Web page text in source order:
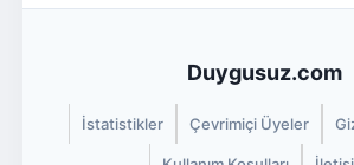
Duygusuz.com
İstatistikler Çevrimiçi Üyeler